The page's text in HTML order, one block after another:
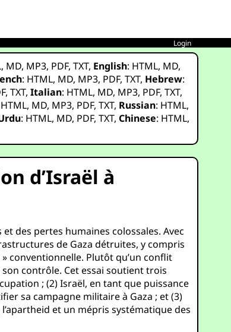
Login
, MD, MP3, PDF,TXT, English: HTML, MD,
: HTML, MD, MP3, PDF,TXT, Hebrew:
,TXT,Italian: HTML, MD, MP3, PDF,TXT,
HTML, MD, MP3, PDF,TXT, Russian: HTML,
: HTML, MD, PDF,TXT,Chinese: HTML,
d’Israël à
des pertes humaines colossales. Avec
de Gaza détruites, y compris
conventionnelle. Plutôt qu’un conflit
contrôle. Cet essai soutient trois
; (2) Israël, en tant que puissance
sa campagne militaire à Gaza ; et (3)
et un mépris systématique des